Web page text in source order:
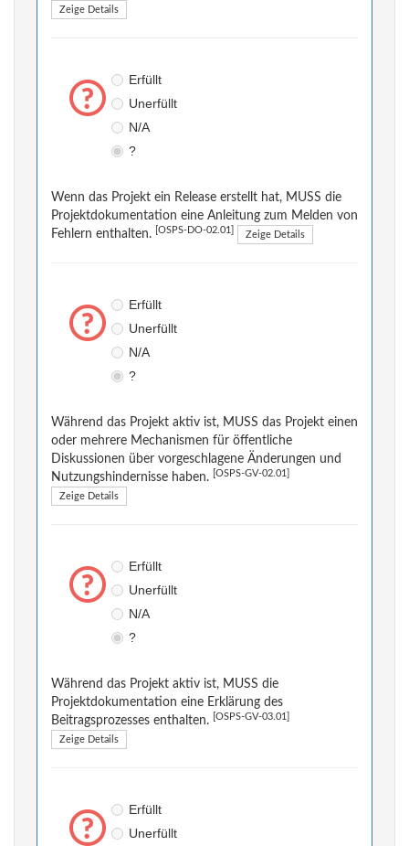
Zeige Details
Erfüllt
Unerfüllt
N/A
?
Wenn das Projekt ein Release erstellt hat, MUSS die
Projektdokumentation eine Anleitung zum Melden von
Fehlern enthalten.
[OSPS-DO-02.01] Zeige Details
Erfüllt
Unerfüllt
N/A
?
Während das Projekt aktiv ist, MUSS das Projekt einen
oder mehrere Mechanismen für öffentliche
Diskussionen über vorgeschlagene Änderungen und
Nutzungshindernisse haben.
[OSPS-GV-02.01]
Zeige Details
Erfüllt
Unerfüllt
N/A
?
Während das Projekt aktiv ist, MUSS die
Projektdokumentation eine Erklärung des
Beitragsprozesses enthalten.
[OSPS-GV-03.01]
Zeige Details
Erfüllt
Unerfüllt